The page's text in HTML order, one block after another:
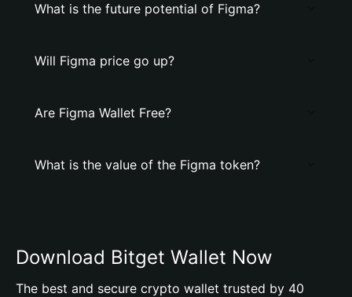
What is the future potential of Figma?
Will Figma price go up?
Are Figma Wallet Free?
What is the value of the Figma token?
Download Bitget Wallet Now
The best and secure crypto wallet trusted by 40